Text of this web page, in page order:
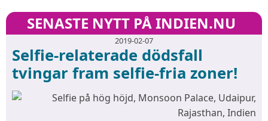
SENASTE NYTT PÅ INDIEN.NU
2019-02-07
Selfie-relaterade dödsfall
tvingar fram selfie-fria zoner!